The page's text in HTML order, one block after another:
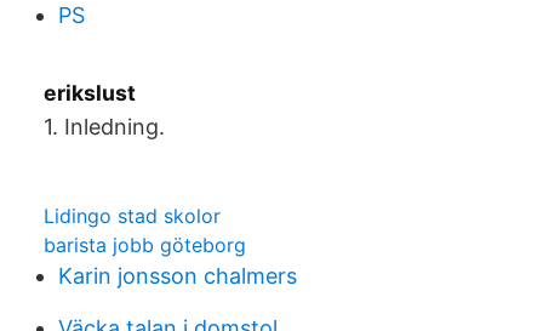
PS
erikslust
1. Inledning.
Lidingo stad skolor
barista jobb göteborg
Karin jonsson chalmers